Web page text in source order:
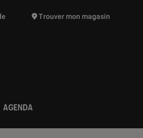
vont vous être proposées
Trouver mon magasin
AGENDA